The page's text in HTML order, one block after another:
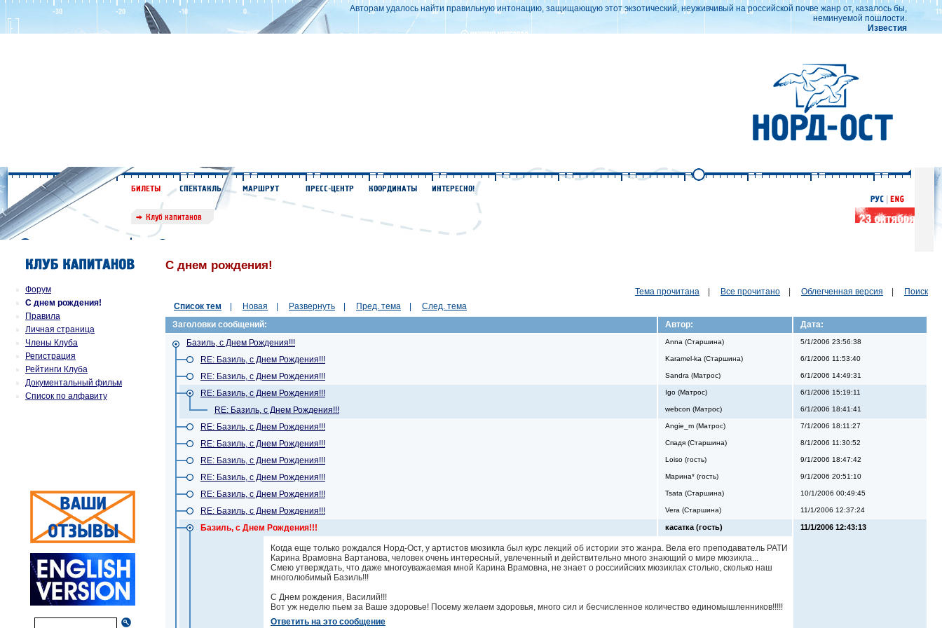
Авторам удалось найти правильную интонацию, защищающую этот экзотический, неуживчивый на российской почве жанр от, казалось бы,
неминуемой пошлости.
Известия
Форум
С днем рождения!
Правила
Личная страница
Члены Клуба
Регистрация
Рейтинги Клуба
Документальный фильм
Список по алфавиту
С днем рождения!
Тема прочитана Все прочитано Облегченная версия
Поиск
Список тем
Новая Развернуть Пред. тема
След. тема
Заголовки сообщений:
Автор:
Дата:
Базиль, с Днем Рождения!!!
Anna (Старшина) 5/1/2006 23:56:38
RE: Базиль, с Днем Рождения!!! Karamel-ka (Старшина) 6/1/2006 11:53:40
RE: Базиль, с Днем Рождения!!! Sandra (Матрос) 6/1/2006 14:49:31
RE: Базиль, с Днем Рождения!!! Igo (Матрос) 6/1/2006 15:19:11
RE: Базиль, с Днем Рождения!!! webcon (Матрос) 6/1/2006 18:41:41
RE: Базиль, с Днем Рождения!!! Angie_m (Матрос) 7/1/2006 18:11:27
RE: Базиль, с Днем Рождения!!! Спадя (Старшина) 8/1/2006 11:30:52
RE: Базиль, с Днем Рождения!!! Loiso (гость) 9/1/2006 18:47:42
RE: Базиль, с Днем Рождения!!! Марина* (гость) 9/1/2006 20:51:10
RE: Базиль, с Днем Рождения!!! Tsata (Старшина) 10/1/2006 00:49:45
RE: Базиль, с Днем Рождения!!! Vera (Старшина) 11/1/2006 12:37:24
Базиль, с Днем Рождения!!! касатка (гость) 11/1/2006 12:43:13
Когда еще только рождался Норд-Ост, у артистов мюзикла был курс лекций об истории это жанра. Вела его преподаватель РАТИ
Карина Врамовна Вартанова, человек очень интересный, увлеченный и действительно много знающий о мире мюзикла...
Смею утверждать, что даже многоуважаемая мной Карина Врамовна, не знает о россиийских мюзиклах столько, сколько наш
многолюбимый Базиль!!!
С Днем рождения, Василий!!!
Вот уж неделю пьем за Ваше здоровье! Посему желаем здоровья, много сил и бесчисленное количество единомышленников!!!!!
Ответить на это сообщение